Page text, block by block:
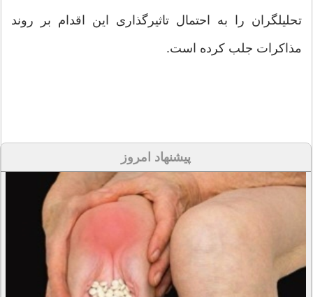
تحلیلگران را به احتمال تاثیرگذاری این اقدام بر روند
مذاکرات جلب کرده است.
پیشنهاد امروز